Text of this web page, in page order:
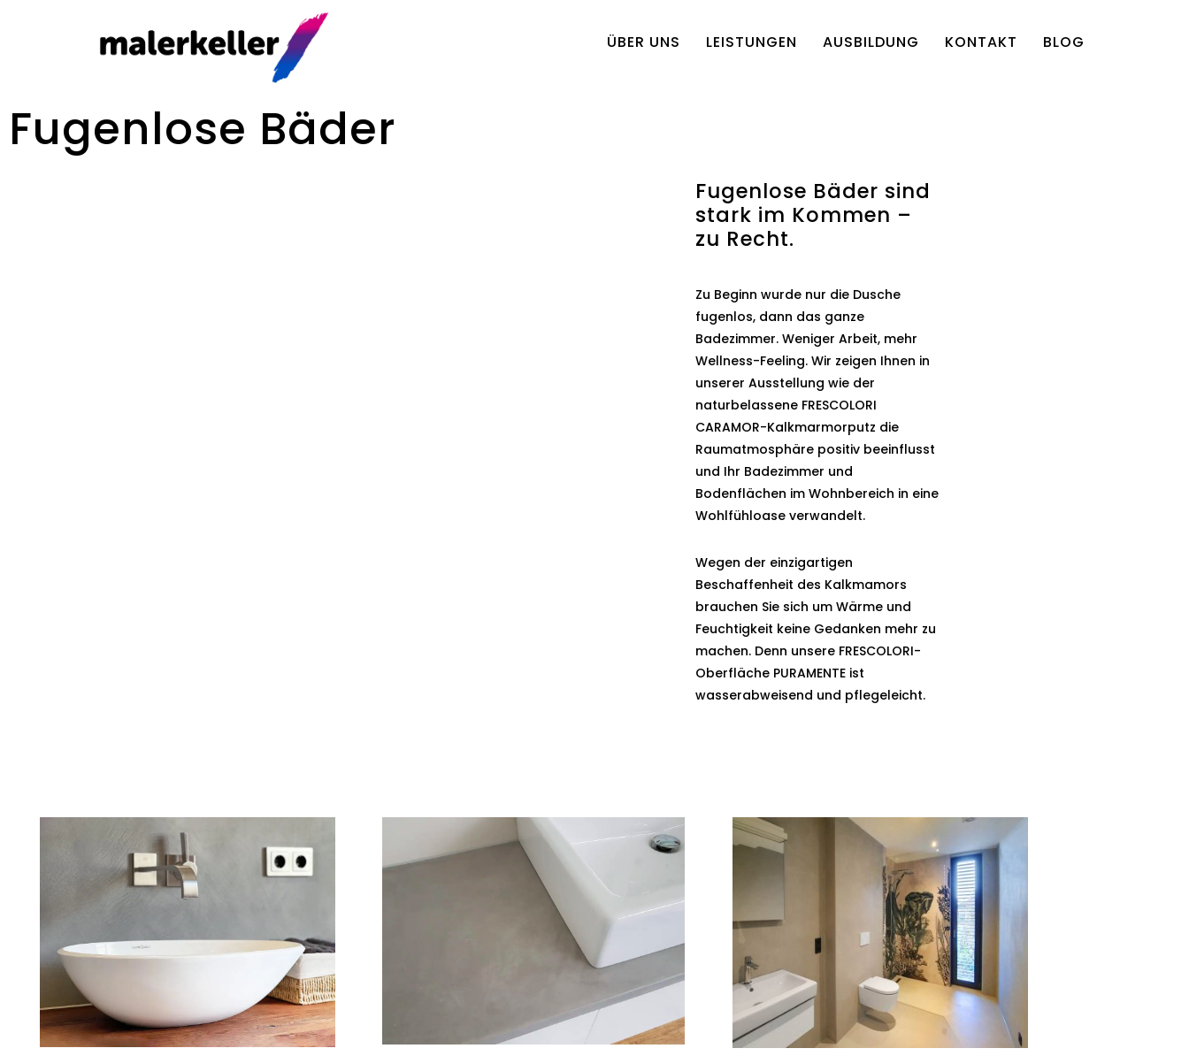
ÜBER UNS LEISTUNGEN AUSBILDUNG KONTAKT BLOG
Fugenlose Bäder
Fugenlose Bäder sind
stark im Kommen –
zu Recht.
Zu Beginn wurde nur die Dusche
fugenlos, dann das ganze
Badezimmer. Weniger Arbeit, mehr
Wellness-Feeling. Wir zeigen Ihnen in
unserer Ausstellung wie der
naturbelassene FRESCOLORI
CARAMOR-Kalkmarmorputz die
Raumatmosphäre positiv beeinflusst
und Ihr Badezimmer und
Bodenflächen im Wohnbereich in eine
Wohlfühloase verwandelt.
Wegen der einzigartigen
Beschaffenheit des Kalkmamors
brauchen Sie sich um Wärme und
Feuchtigkeit keine Gedanken mehr zu
machen. Denn unsere FRESCOLORI-
Oberfläche PURAMENTEist
wasserabweisend und pflegeleicht.